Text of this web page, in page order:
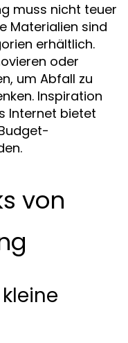
muss nicht teuer
Materialien sind
erhältlich.
oder
um Abfall zu
Inspiration
Internet bietet
von